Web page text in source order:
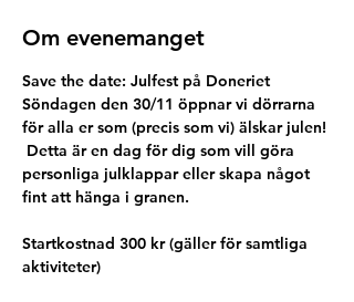
Om evenemanget
Save the date: Julfest på Doneriet
Söndagen den 30/11 öppnar vi dörrarna
för alla er som (precis som vi) älskar julen!
Detta är en dag för dig som vill göra
personliga julklappar eller skapa något
fint att hänga i granen.
Startkostnad 300 kr (gäller för samtliga
aktiviteter)